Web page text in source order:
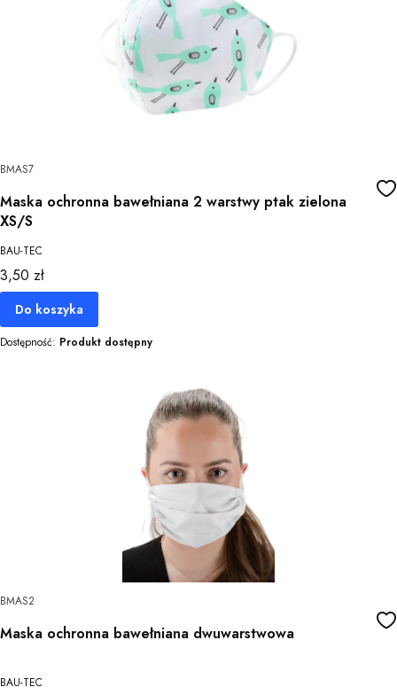
BMAS7
Maska ochronna bawełniana 2 warstwy ptak zielona
XS/S
BAU-TEC
Cena
3,50 zł
Do koszyka
Dostępność: Produkt dostępny
BMAS2
Maska ochronna bawełniana dwuwarstwowa
BAU-TEC